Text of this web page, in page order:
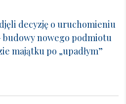
decyzję o uruchomieniu
nowego podmiotu
majątku po „upadłym”